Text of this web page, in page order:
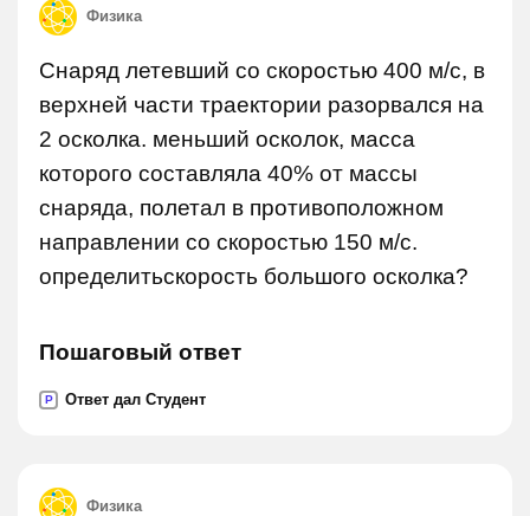
Физика
Снаряд летевший со скоростью 400 м/с, в
верхней части траектории разорвался на
2 осколка. меньший осколок, масса
которого составляла 40% от массы
снаряда, полетал в противоположном
направлении со скоростью 150 м/с.
определитьскорость большого осколка?
Пошаговый ответ
P Ответ дал Студент
Физика